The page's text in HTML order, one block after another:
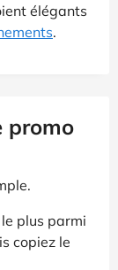
élégants
.
promo
plus parmi
copiez le